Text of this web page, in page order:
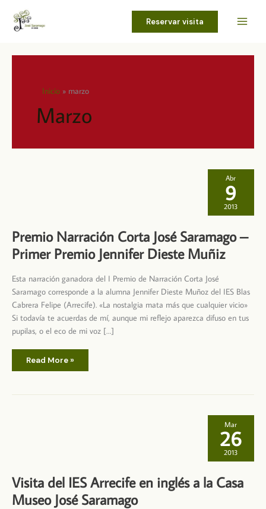
contenido
Reservar visita
Inicio marzo
Marzo
Premio Narración Corta José Saramago –
Primer Premio Jennifer Dieste Muñiz
Esta narración ganadora del I Premio de Narración Corta José
Saramago corresponde a la alumna Jennifer Dieste Muñoz del IES Blas
Cabrera Felipe (Arrecife). «La nostalgia mata más que cualquier vicio»
Si todavía te acuerdas de mí, aunque mi reflejo aparezca difuso en tus
pupilas, o el eco de mi voz […]
Premio
–
Read More »
Abr
9
2013
Visita del IES Arrecife en inglés a la Casa
Museo José Saramago
Mar
26
2013